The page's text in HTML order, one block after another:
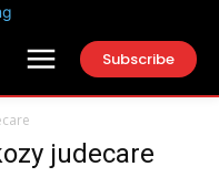
Subscribe
judecare